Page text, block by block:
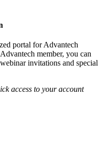
portal for Advantech
member, you can
invitations and special
access to your account